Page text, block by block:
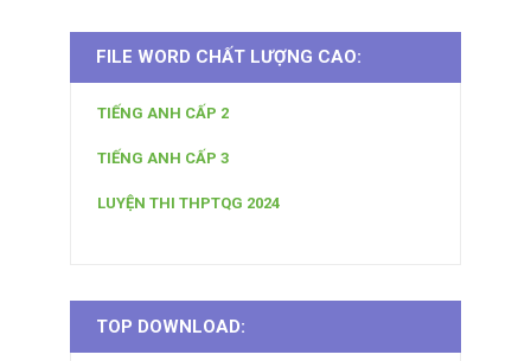
FILE WORD CHẤT LƯỢNG CAO:
TIẾNG ANH CẤP 2
TIẾNG ANH CẤP 3
LUYỆN THI THPTQG 2024
TOP DOWNLOAD: